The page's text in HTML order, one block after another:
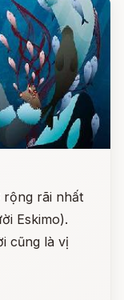
rộng rãi nhất
Eskimo).
cũng là vị